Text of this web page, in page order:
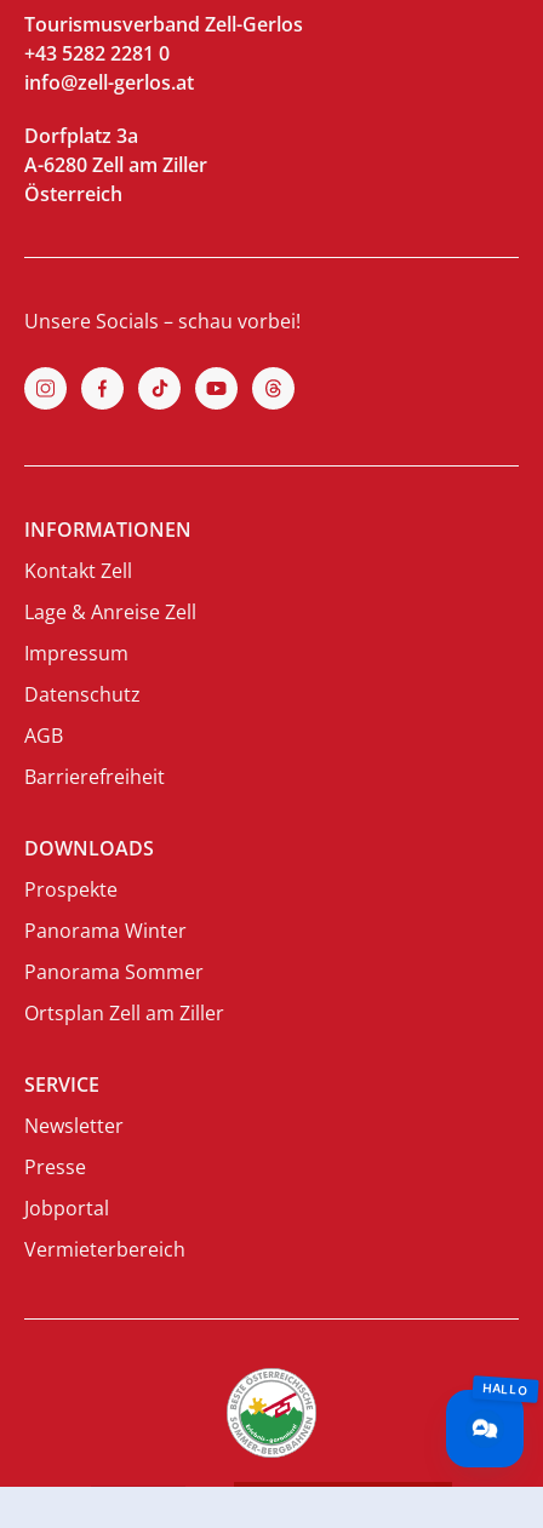
Tourismusverband Zell-Gerlos
+43 5282 2281 0
info@zell-gerlos.at
Dorfplatz 3a
A-6280 Zell am Ziller
Österreich
Unsere Socials – schau vorbei!
INFORMATIONEN
Kontakt Zell
Lage & Anreise Zell
Impressum
Datenschutz
AGB
Barrierefreiheit
DOWNLOADS
Prospekte
Panorama Winter
Panorama Sommer
Ortsplan Zell am Ziller
SERVICE
Newsletter
Presse
Jobportal
Vermieterbereich